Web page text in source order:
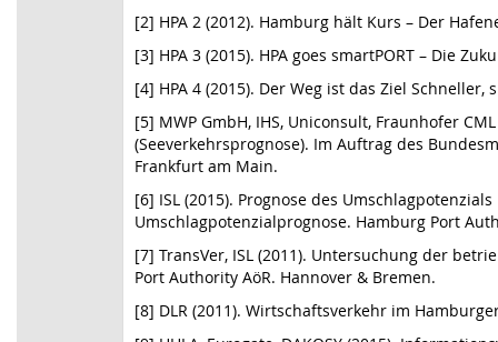
[2] HPA 2 (2012). Hamburg hält Kurs – Der
[3] HPA 3 (2015). HPA goes smartPORT – Die
[4] HPA 4 (2015). Der Weg ist das Ziel
[5] MWP GmbH, IHS, Uniconsult, Fraunhofer
(Seeverkehrsprognose). Im Auftrag des
Frankfurt am Main.
[6] ISL (2015). Prognose des
Umschlagpotenzialprognose. Hamburg Port
[7] TransVer, ISL (2011). Untersuchung der
Port Authority AöR. Hannover & Bremen.
[8] DLR (2011). Wirtschaftsverkehr im